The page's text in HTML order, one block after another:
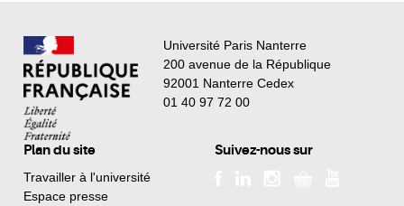
Université Paris Nanterre
200 avenue de la République
92001 Nanterre Cedex
01 40 97 72 00
Plan du site
Travailler à l'université
Espace presse
Suivez-nous sur